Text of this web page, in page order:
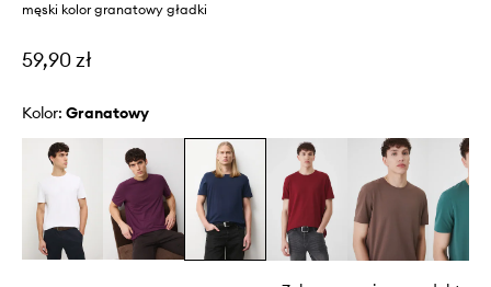
męski kolor granatowy gładki
59,90 zł
Kolor: granatowy